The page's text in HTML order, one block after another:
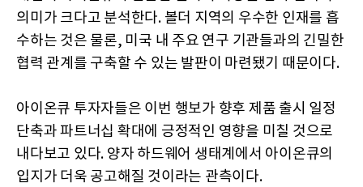
의미가 크다고 분석한다. 볼더 지역의 우수한 인재를 흡
수하는 것은 물론, 미국 내 주요 연구 기관들과의 긴밀한
협력 관계를 구축할 수 있는 발판이 마련됐기 때문이다.
아이온큐 투자자들은 이번 행보가 향후 제품 출시 일정
단축과 파트너십 확대에 긍정적인 영향을 미칠 것으로
내다보고 있다. 양자 하드웨어 생태계에서 아이온큐의
입지가 더욱 공고해질 것이라는 관측이다.